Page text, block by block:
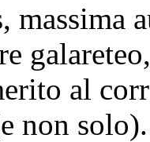
massima
al
non solo).